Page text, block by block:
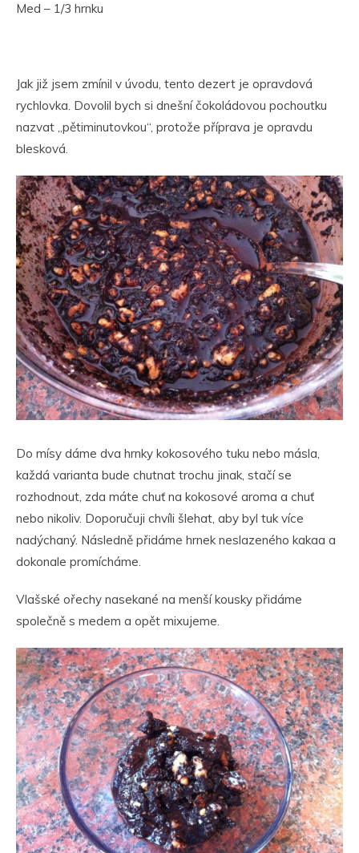
Med – 1/3 hrnku
Jak již jsem zmínil v úvodu, tento dezert je opravdová
rychlovka. Dovolil bych si dnešní čokoládovou pochoutku
nazvat „pětiminutovkou“, protože příprava je opravdu
blesková.
Do mísy dáme dva hrnky kokosového tuku nebo másla,
každá varianta bude chutnat trochu jinak, stačí se
rozhodnout, zda máte chuť na kokosové aroma a chuť
nebo nikoliv. Doporučuji chvíli šlehat, aby byl tuk více
nadýchaný. Následně přidáme hrnek neslazeného kakaa a
dokonale promícháme.
Vlašské ořechy nasekané na menší kousky přidáme
společně s medem a opět mixujeme.